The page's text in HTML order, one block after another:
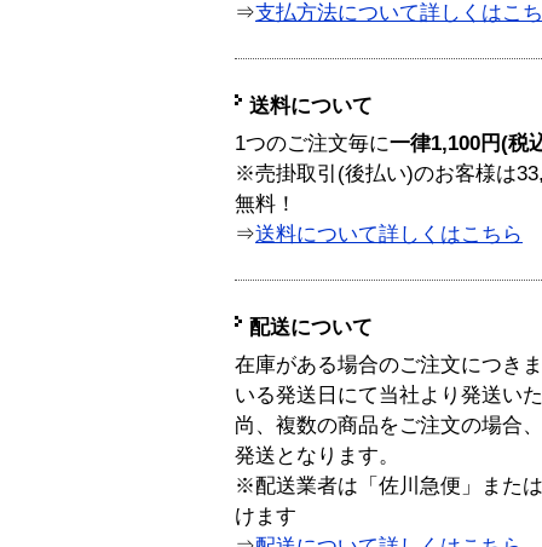
⇒支払方法について詳しくはこ
送料について
1つのご注文毎に一律1,100円(税
※売掛取引(後払い)のお客様は
無料！
⇒送料について詳しくはこちら
配送について
在庫がある場合のご注文につき
いる発送日にて当社より発送い
尚、複数の商品をご注文の場合
発送となります。
※配送業者は「佐川急便」また
けます